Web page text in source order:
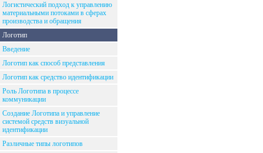
Логистический подход к управлению
материальными потоками в сферах
производства и обращения
Логотип
Введение
Логотип как способ представления
Логотип как средство идентификации
Роль Логотипа в процессе
коммуникации
Создание Логотипа и управление
системой средств визуальной
идентификации
Различные типы логотипов